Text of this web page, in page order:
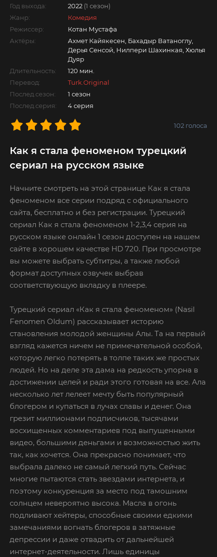
Год выхода: 2022 (1 сезон)
Жанр:
Комедия
Режиссер:
Котан Мустафа
Актёры:
Ахмет Кайякесен, Бахадыр Ватаноглу,
Дерья Сенсой, Нилпери Шахинкая, Хюлья
Дуяр
Длительность:
120 мин.
Перевод:
Turk.Original
Послед.сезон:
1 сезон
Послед.серия:
4 серия
102 голоса
Как я стала феноменом турецкий
сериал на русском языке
Начните смотреть на этой странице Как я стала
феноменом все серии подряд с официального
сайта, бесплатно и без регистрации. Турецкий
сериал Как я стала феноменом 1-2,3,4 серия на
русском языке онлайн 1 сезон доступен на нашем
сайте в хорошем качестве HD 720. При просмотре
вы можете выбрать субтитры, а также любой
формат доступных озвучек выбрав
соответствующую вкладку в плеере.
Турецкий сериал «Как я стала феноменом» (Nasil
Fenomen Oldum) рассказывает историю
становления молодой женщины Алы. Та на первый
взгляд кажется ничем не примечательной особой,
которую легко потерять в толпе таких же простых
людей. Но на деле эта дама на редкость упорна в
достижении целей и ради этого готовая на все. Ала
несколько лет лелеет мечту быть популярный
блогером и купаться в лучах славы и денег. Она
грезит миллионами подписчиков, тысячами
восхищенных комментариев под выпущенными
видео, большими деньгами и возможностью жить
так, как хочется. Она прекрасно понимает, что
выбрала далеко не самый легкий путь. Сейчас
многие пытаются стать звездами интернета, и
поэтому конкуренция за место под тамошним
солнцем невероятно высока. Масла в огонь
подливают хейтеры, способные своими едкими
замечаниями вогнать блогеров в затяжные
депрессии и даже отвадить от дальнейшей
интернет-деятельности. Лишь единицы